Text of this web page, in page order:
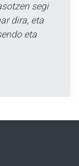
segi
dira, eta
eta